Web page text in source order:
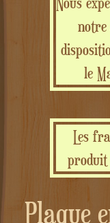
notre
le
Les
produit
Plaque en bois